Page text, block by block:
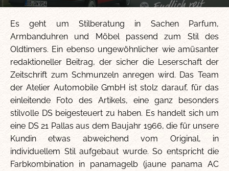
Es geht um Stilberatung in Sachen Parfum,
Armbanduhren und Möbel passend zum Stil des
Oldtimers. Ein ebenso ungewöhnlicher wie amüsanter
redaktioneller Beitrag, der sicher die Leserschaft der
Zeitschrift zum Schmunzeln anregen wird. Das Team
der Atelier Automobile GmbH ist stolz darauf, für das
einleitende Foto des Artikels, eine ganz besonders
stilvolle DS beigesteuert zu haben. Es handelt sich um
eine DS 21 Pallas aus dem Baujahr 1966, die für unsere
Kundin etwas abweichend vom Original, in
individuellem Stil aufgebaut wurde. So entspricht die
Farbkombination in panamagelb (jaune panama AC